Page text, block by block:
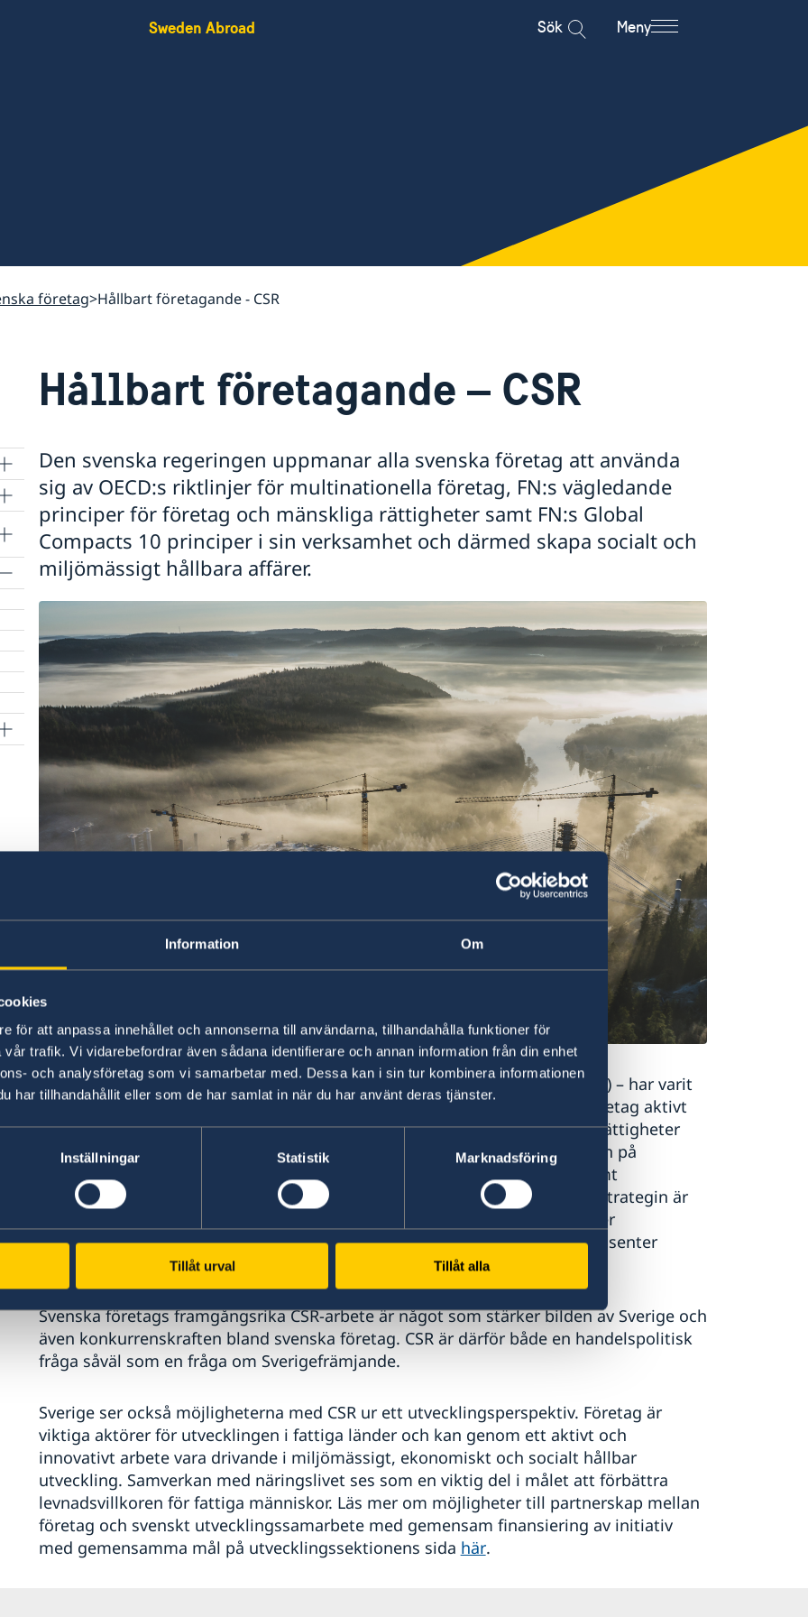
Information Om
för att anpassa innehållet och annonserna till användarna, tillhandahålla funktioner för
trafik. Vi vidarebefordrar även sådana identifierare och annan information från din enhet
och analysföretag som vi samarbetar med. Dessa kan i sin tur kombinera informationen
har tillhandahållit eller som de har samlat in när du har använt deras tjänster.
Inställningar Statistik Marknadsföring
Tillåt urval Tillåt alla
Sweden Abroad Sök Meny
företag Hållbart företagande - CSR
Hållbart företagande – CSR
Den svenska regeringen uppmanar alla svenska företag att använda
sig av OECD:s riktlinjer för multinationella företag, FN:s vägledande
principer för företag och mänskliga rättigheter samt FN:s Global
Compacts 10 principer i sin verksamhet och därmed skapa socialt och
miljömässigt hållbara affärer.
Hållbart företagande – ofta omnämnt CSR (Corporate Social Responsibility) – har varit
en viktig fråga för Sverige de senaste decennierna. CSR handlar om att företag aktivt
och systematiskt arbetar med frågor såsom miljö, arbetsrätt, mänskliga rättigheter
och anti-korruption och därigenom tar ansvar för verksamhetens påverkan på
samhälle och miljö. Genom att integrera sociala, miljömässiga, etiska samt
konsumentintressen i affärsverksamheten och den grundläggande affärsstrategin är
syftet med CSR att maximera gemensam och ömsesidig nytta - som utöver
aktieägarnas intressen även skapar mervärden för företagets övriga intressenter
såsom leverantörer, kunder och anställda.
Svenska företags framgångsrika CSR-arbete är något som stärker bilden av Sverige och
även konkurrenskraften bland svenska företag. CSR är därför både en handelspolitisk
fråga såväl som en fråga om Sverigefrämjande.
Sverige ser också möjligheterna med CSR ur ett utvecklingsperspektiv. Företag är
viktiga aktörer för utvecklingen i fattiga länder och kan genom ett aktivt och
innovativt arbete vara drivande i miljömässigt, ekonomiskt och socialt hållbar
utveckling. Samverkan med näringslivet ses som en viktig del i målet att förbättra
levnadsvillkoren för fattiga människor. Läs mer om möjligheter till partnerskap mellan
företag och svenskt utvecklingssamarbete med gemensam finansiering av initiativ
med gemensamma mål på utvecklingssektionens sida här.